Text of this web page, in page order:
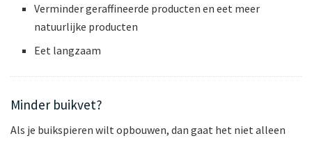
Verminder geraffineerde producten en eet meer
natuurlijke producten
Eet langzaam
Minder buikvet?
Als je buikspieren wilt opbouwen, dan gaat het niet alleen